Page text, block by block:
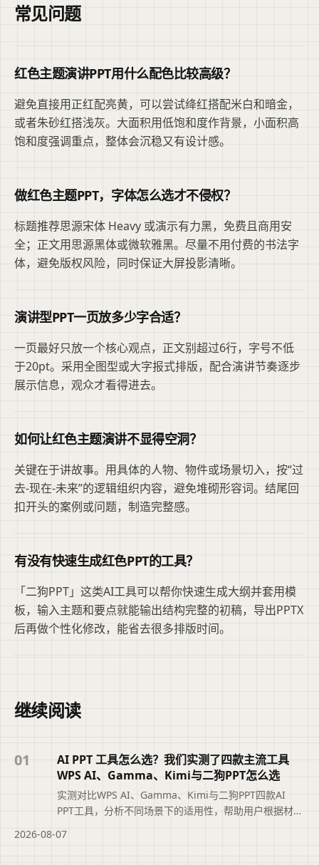
常见问题
红色主题演讲PPT用什么配色比较高级？
避免直接用正红配亮黄，可以尝试绛红搭配米白和暗金，
或者朱砂红搭浅灰。大面积用低饱和度作背景，小面积高
饱和度强调重点，整体会沉稳又有设计感。
做红色主题PPT，字体怎么选才不侵权？
标题推荐思源宋体 Heavy 或演示有力黑，免费且商用安
全；正文用思源黑体或微软雅黑。尽量不用付费的书法字
体，避免版权风险，同时保证大屏投影清晰。
演讲型PPT一页放多少字合适？
一页最好只放一个核心观点，正文别超过6行，字号不低
于20pt。采用全图型或大字报式排版，配合演讲节奏逐步
展示信息，观众才看得进去。
如何让红色主题演讲不显得空洞？
关键在于讲故事。用具体的人物、物件或场景切入，按“过
去-现在-未来”的逻辑组织内容，避免堆砌形容词。结尾回
扣开头的案例或问题，制造完整感。
有没有快速生成红色PPT的工具？
「二狗PPT」这类AI工具可以帮你快速生成大纲并套用模
板，输入主题和要点就能输出结构完整的初稿，导出PPTX
后再做个性化修改，能省去很多排版时间。
继续阅读
01
AI PPT 工具怎么选？我们实测了四款主流工具
WPS AI、Gamma、Kimi与二狗PPT怎么选
实测对比WPS AI、Gamma、Kimi与二狗PPT四款AI
PPT工具，分析不同场景下的适用性，帮助用户根据材料
目追求综合排名。摘要依据标题与正文整理，概括页面
2026-08-07